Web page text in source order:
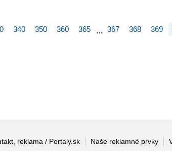
340 350 360 365 … 367 368 369
reklama / Portaly.sk Naše reklamné prvky